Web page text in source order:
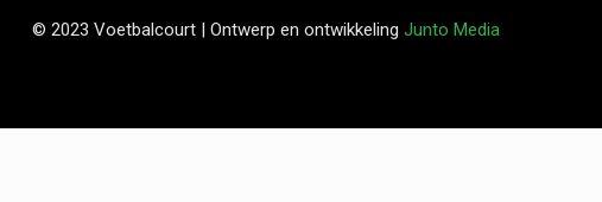
© 2023 Voetbalcourt | Ontwerp en ontwikkeling Junto Media